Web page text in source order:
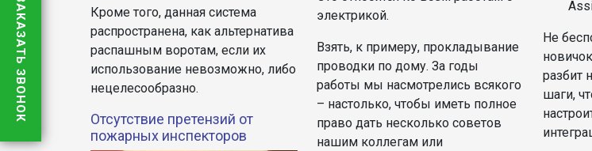
Кроме того, данная система
распространена, как альтернатива
распашным воротам, если их
использование невозможно, либо
нецелесообразно.
Отсутствие претензий от
пожарных инспекторов
электрикой.
Взять, к примеру, прокладывание
проводки по дому. За годы
работы мы насмотрелись всякого
– настолько, чтобы иметь полное
право дать несколько советов
нашим коллегам или
Не
разбит
шаги,
ЗАКАЗАТЬ ЗВОНОК